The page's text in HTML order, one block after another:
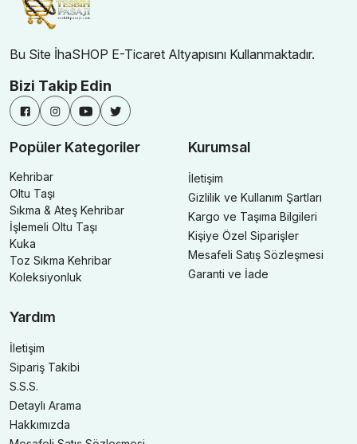
Bu Site İhaSHOP E-Ticaret Altyapısını Kullanmaktadır.
Bizi Takip Edin
Popüler Kategoriler
Kehribar
Oltu Taşı
Sıkma & Ateş Kehribar
İşlemeli Oltu Taşı
Kuka
Toz Sıkma Kehribar
Koleksiyonluk
Kurumsal
İletişim
Gizlilik ve Kullanım Şartları
Kargo ve Taşıma Bilgileri
Kişiye Özel Siparişler
Mesafeli Satış Sözleşmesi
Garanti ve İade
Yardım
İletişim
Sipariş Takibi
S.S.S.
Detaylı Arama
Hakkımızda